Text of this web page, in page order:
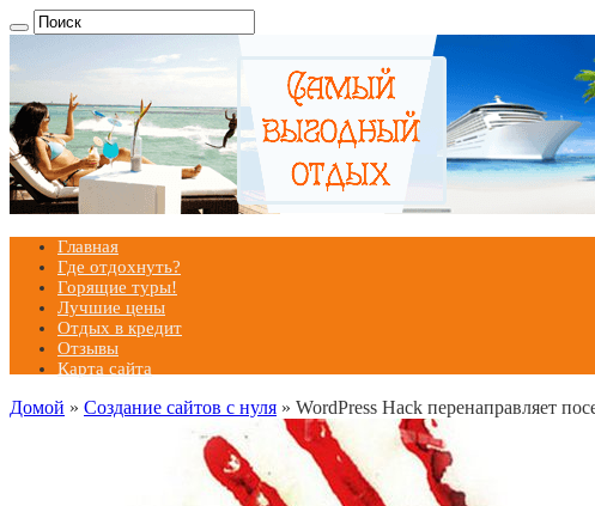
Главная
Где отдохнуть?
Горящие туры!
Лучшие цены
Отдых в кредит
Отзывы
Карта сайта
Домой » Создание сайтов с нуля » WordPress Hack перенаправляет